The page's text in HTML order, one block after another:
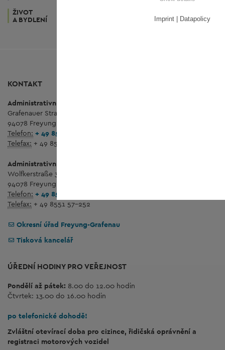
ŽIVOT
A BYDLENÍ
KONTAKT
Administrativní budova
Grafenauer Straße 44
94078 Freyung
Telefon: + 49 8551 57-0
Telefax: + 49 8551 57-244
Administrativní budova
Wolfkerstraße 3
94078 Freyung
Telefon: + 49 8551 57-0
Telefax: + 49 8551 57-252
Okresní úřad Freyung-Grafenau
Tisková kancelář
ÚŘEDNÍ HODINY PRO VEŘEJNOST
Pondělí až pátek: 8.00 do 12.00 hodin
Čtvrtek: 13.00 do 16.00 hodin
po telefonické dohodě!
Zvláštní otevírací doba pro cizince, řidičská oprávnění a
registraci motorových vozidel
Imprint | Datapolicy